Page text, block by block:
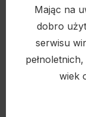
Mając na
dobro
serwisu
wiek